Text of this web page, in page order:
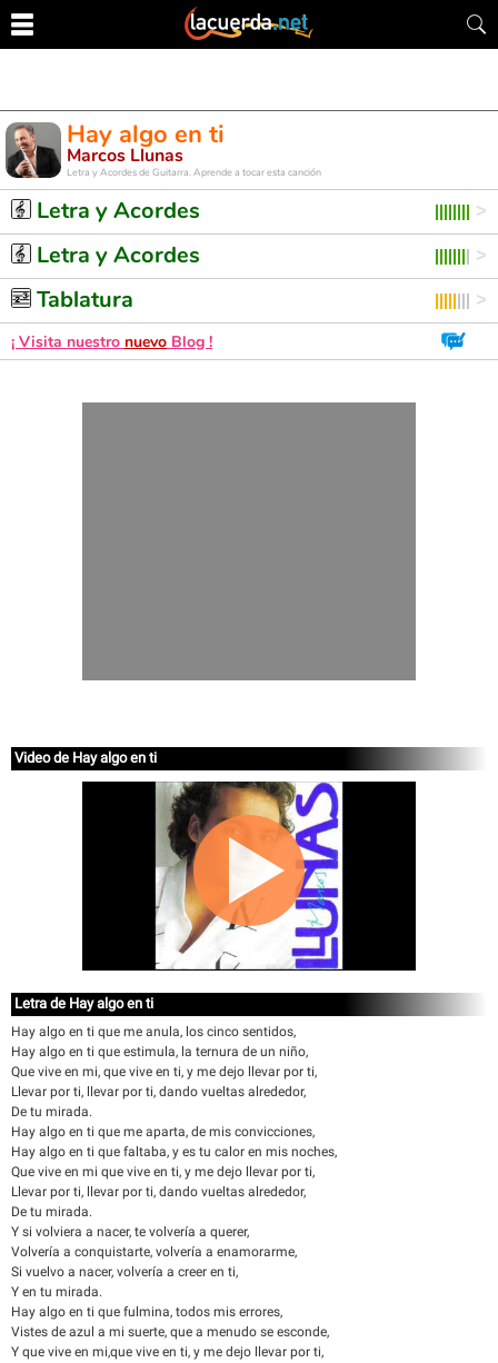
Hay algo en ti
Marcos Llunas
Letra y Acordes de Guitarra. Aprende a tocar esta canción
Letra y Acordes
Letra y Acordes
Tablatura
¡ Visita nuestro nuevo Blog !
Video de Hay algo en ti
Letra de Hay algo en ti
Hay algo en ti que me anula, los cinco sentidos,
Hay algo en ti que estimula, la ternura de un niño,
Que vive en mi, que vive en ti, y me dejo llevar por ti,
Llevar por ti, llevar por ti, dando vueltas alrededor,
De tu mirada.
Hay algo en ti que me aparta, de mis convicciones,
Hay algo en ti que faltaba, y es tu calor en mis noches,
Que vive en mi que vive en ti, y me dejo llevar por ti,
Llevar por ti, llevar por ti, dando vueltas alrededor,
De tu mirada.
Y si volviera a nacer, te volvería a querer,
Volvería a conquistarte, volvería a enamorarme,
Si vuelvo a nacer, volvería a creer en ti,
Y en tu mirada.
Hay algo en ti que fulmina, todos mis errores,
Vistes de azul a mi suerte, que a menudo se esconde,
Y que vive en mi,que vive en ti, y me dejo llevar por ti,